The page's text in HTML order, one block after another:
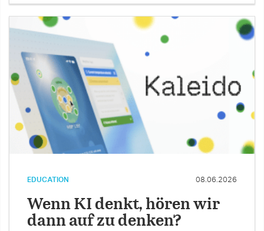
EDUCATION 08.06.2026
Wenn KI denkt, hören wir
dann auf zu denken?